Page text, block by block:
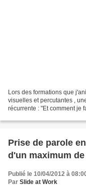
Lors des formations que
visuelles et percutantes ,
récurrente : "Et comment je
Prise de parole
d'un maximum
Publié le 10/04/2012 à
Par Slide at Work